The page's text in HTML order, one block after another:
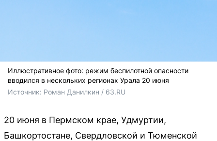
Иллюстративное фото: режим беспилотной опасности
вводился в нескольких регионах Урала 20 июня
Источник: Роман Данилкин / 63.RU
20 июня в Пермском крае, Удмуртии,
Башкортостане, Свердловской и Тюменской